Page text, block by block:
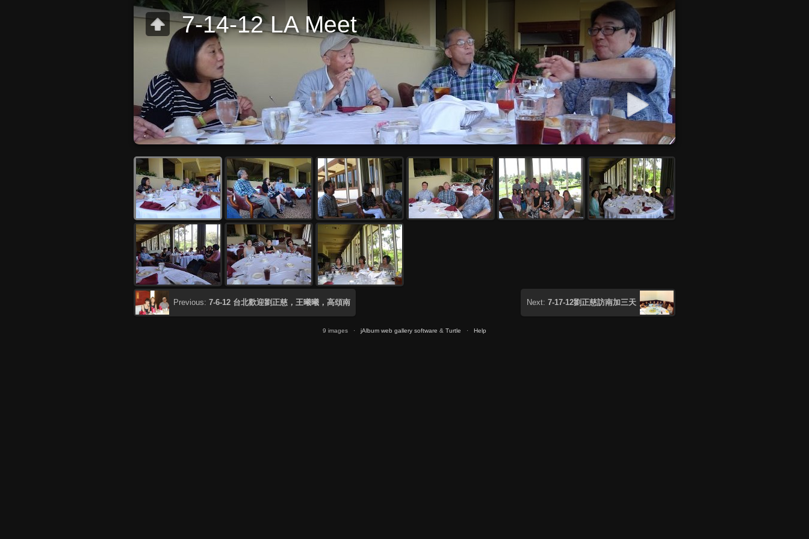
7-14-12 LA Meet
Start slideshow
Next: 7-17-12劉正慈訪南加三天
Previous: 7-6-12 台北歡迎劉正慈，王曦曦，高頌南
9 images · jAlbum web gallery software & Turtle · Help